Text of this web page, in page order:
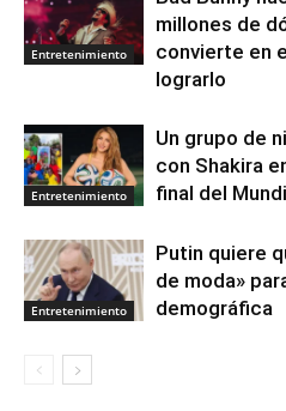
Entretenimiento
millones de
convierte en
lograrlo
Entretenimiento
Un grupo de
con Shakira
final del
Entretenimiento
Putin quiere
de moda»
demográfica